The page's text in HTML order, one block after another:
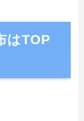
はTOP